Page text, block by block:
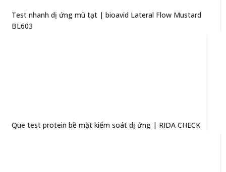
Test nhanh dị ứng mù tạt | bioavid Lateral Flow Mustard
BL603
Que test protein bề mặt kiểm soát dị ứng | RIDA CHECK